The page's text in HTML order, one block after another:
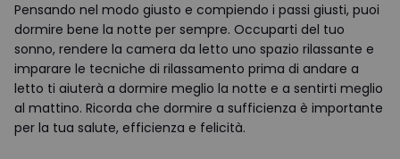
Pensando nel modo giusto e compiendo i passi giusti, puoi
dormire bene la notte per sempre. Occuparti del tuo
sonno, rendere la camera da letto uno spazio rilassante e
imparare le tecniche di rilassamento prima di andare a
letto ti aiuterà a dormire meglio la notte e a sentirti meglio
al mattino. Ricorda che dormire a sufficienza è importante
per la tua salute, efficienza e felicità.